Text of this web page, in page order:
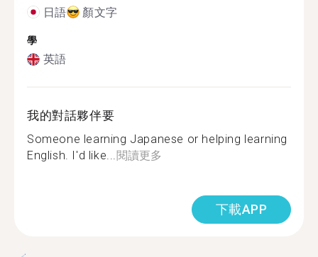
日語 顏文字
學
英語
我的對話夥伴要
Someone learning Japanese or helping learning
English. I'd like...閱讀更多
下載APP